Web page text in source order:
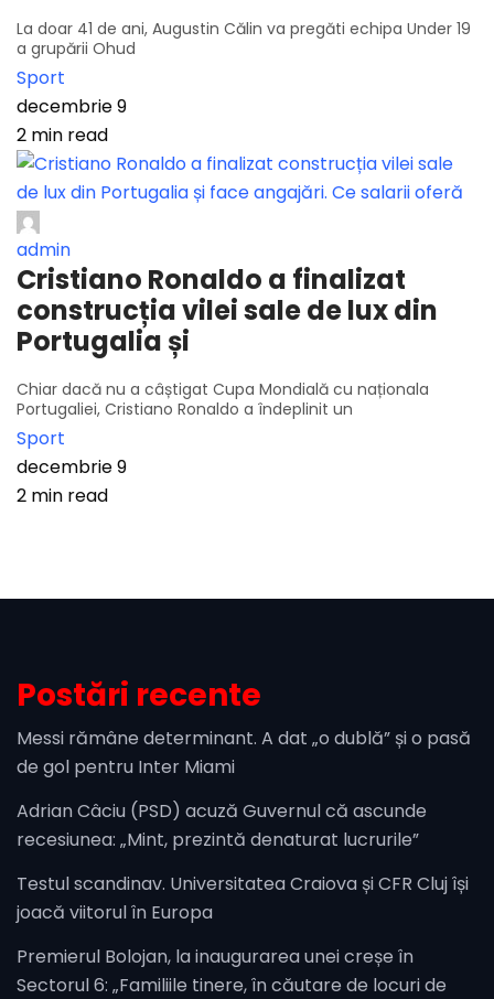
La doar 41 de ani, Augustin Călin va pregăti echipa Under 19
a grupării Ohud
Sport
decembrie 9
2 min read
admin
Cristiano Ronaldo a finalizat
construcția vilei sale de lux din
Portugalia și
Chiar dacă nu a câștigat Cupa Mondială cu naționala
Portugaliei, Cristiano Ronaldo a îndeplinit un
Sport
decembrie 9
2 min read
Postări recente
Messi rămâne determinant. A dat „o dublă” și o pasă
de gol pentru Inter Miami
Adrian Câciu (PSD) acuză Guvernul că ascunde
recesiunea: „Mint, prezintă denaturat lucrurile”
Testul scandinav. Universitatea Craiova și CFR Cluj își
joacă viitorul în Europa
Premierul Bolojan, la inaugurarea unei creșe în
Sectorul 6: „Familiile tinere, în căutare de locuri de